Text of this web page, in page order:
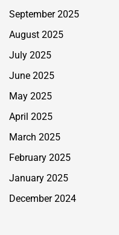
September 2025
August 2025
July 2025
June 2025
May 2025
April 2025
March 2025
February 2025
January 2025
December 2024